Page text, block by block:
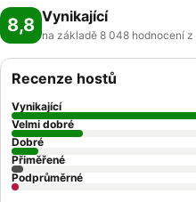
8,8 Vynikající
na základě 8 048 hodnocení
Recenze hostů
Vynikající
Velmi dobré
Dobré
Přiměřené
Podprůměrné